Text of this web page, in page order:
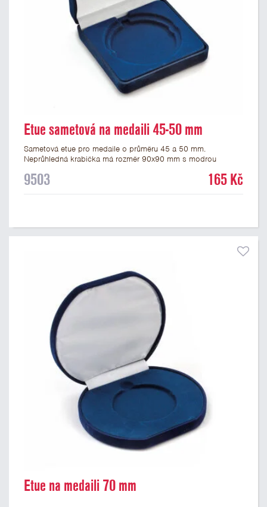
Etue sametová na medaili 45-50 mm
Sametová etue pro medaile o průměru 45 a 50 mm.
Neprůhledná krabička má rozměr 90x90 mm s modrou
vhodné pro pamětní medaile a pro významné sportovní či
9503 165 Kč
Etue na medaili 70 mm